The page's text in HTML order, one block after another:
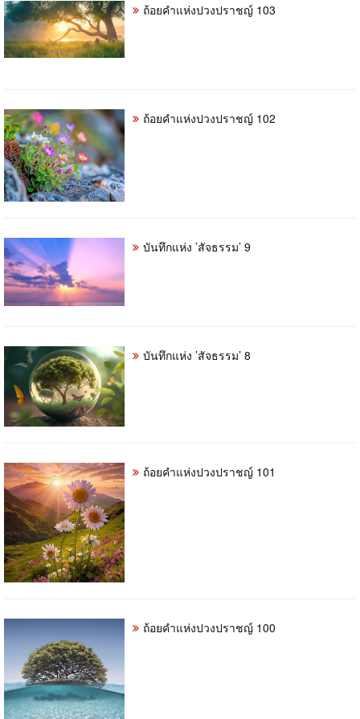
ถ้อยคำแห่งปวงปราชญ์ 103
ถ้อยคำแห่งปวงปราชญ์ 102
บันทึกแห่ง ’สัจธรรม’ 9
บันทึกแห่ง ’สัจธรรม’ 8
ถ้อยคำแห่งปวงปราชญ์ 101
ถ้อยคำแห่งปวงปราชญ์​ 100